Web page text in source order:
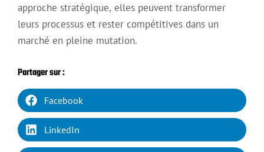
approche stratégique, elles peuvent transformer
leurs processus et rester compétitives dans un
marché en pleine mutation.
Partager sur :
Facebook
LinkedIn